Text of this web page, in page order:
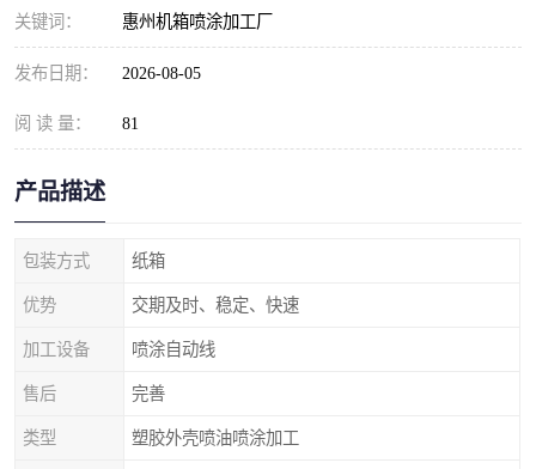
关键词： 惠州机箱喷涂加工厂
发布日期： 2026-08-05
阅 读 量： 81
产品描述
包装方式 纸箱
优势 交期及时、稳定、快速
加工设备 喷涂自动线
售后 完善
类型 塑胶外壳喷油喷涂加工